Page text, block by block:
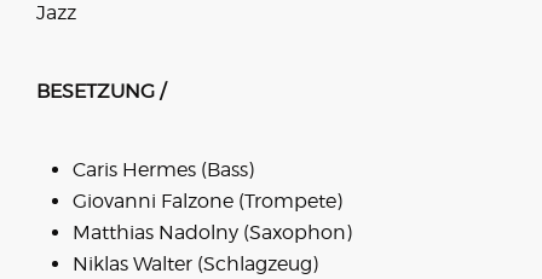
Jazz
BESETZUNG /
Caris Hermes (Bass)
Giovanni Falzone (Trompete)
Matthias Nadolny (Saxophon)
Niklas Walter (Schlagzeug)